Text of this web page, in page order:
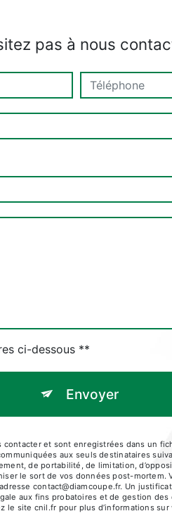
pas à nous
ci-dessous **
Envoyer
et sont enregistrées dans un
aux seuls destinataires
de portabilité, de limitation,
le sort de vos données post-
contact@diamcoupe.fr. Un
aux fins probatoires et de gestion
le site cnil.fr pour plus d’informations sur